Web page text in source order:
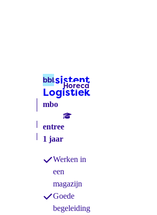
Assistent
Logistiek(bbl)
mbo
entree
1 jaar
bbl
Werken in
een
magazijn
Goede
begeleiding
Labels:
Horeca